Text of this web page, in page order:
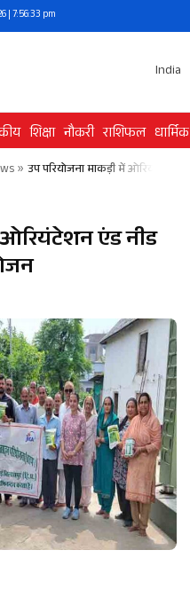
| 7:56:33 pm
India
शिक्षा नौकरी राशिफल धार्मिक
» उप परियोजना माकड़ी में ओरियंटेशन
एंड नीड